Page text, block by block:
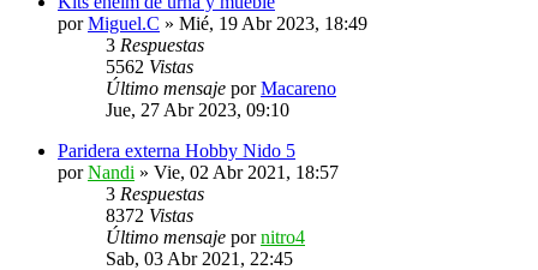
porMiguel.C » Mié, 19 Abr 2023, 18:49
3 Respuestas
5562 Vistas
Último mensaje porMacareno
Jue, 27 Abr 2023, 09:10
Paridera externa Hobby Nido 5
porNandi » Vie, 02 Abr 2021, 18:57
3 Respuestas
8372 Vistas
Último mensaje pornitro4
Sab, 03 Abr 2021, 22:45